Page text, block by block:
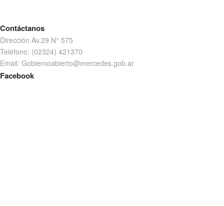
Contáctanos
Dirección Av.29 N° 575
Teléfono: (02324) 421370
Email: Gobiernoabierto@mercedes.gob.ar
Facebook